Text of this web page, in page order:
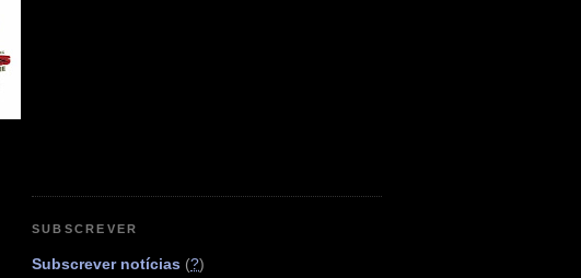
SUBSCREVER
Subscrever notícias (?)